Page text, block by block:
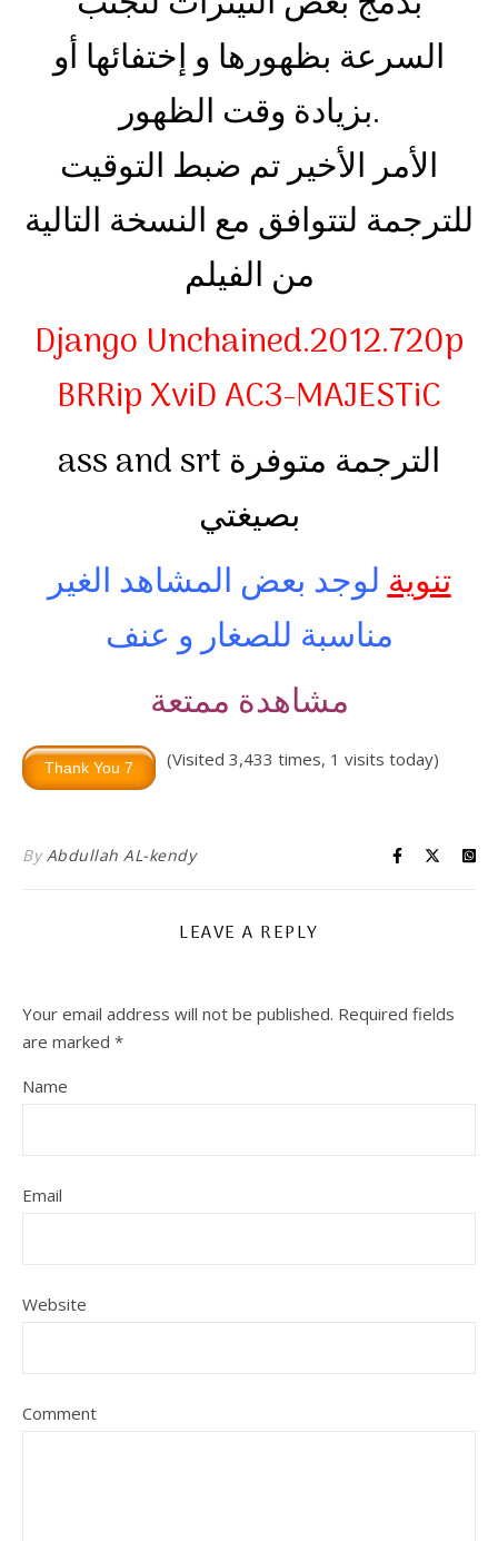
السرعة بظهورها و إختفائها أو
بزيادة وقت الظهور.
الأمر الأخير تم ضبط التوقيت
للترجمة لتتوافق مع النسخة التالية
من الفيلم
Django Unchained.2012.720p
BRRip XviD AC3-MAJESTiC
ass and srt الترجمة متوفرة
بصيغتي
تنويةلوجد بعض المشاهد الغير
مناسبة للصغار و عنف
مشاهدة ممتعة
(Visited 3,433 times, 1 visits today)
ByAbdullah AL-kendy
LEAVE A REPLY
Your email address will not be published. Required fields
are marked *
Name
Email
Website
Comment